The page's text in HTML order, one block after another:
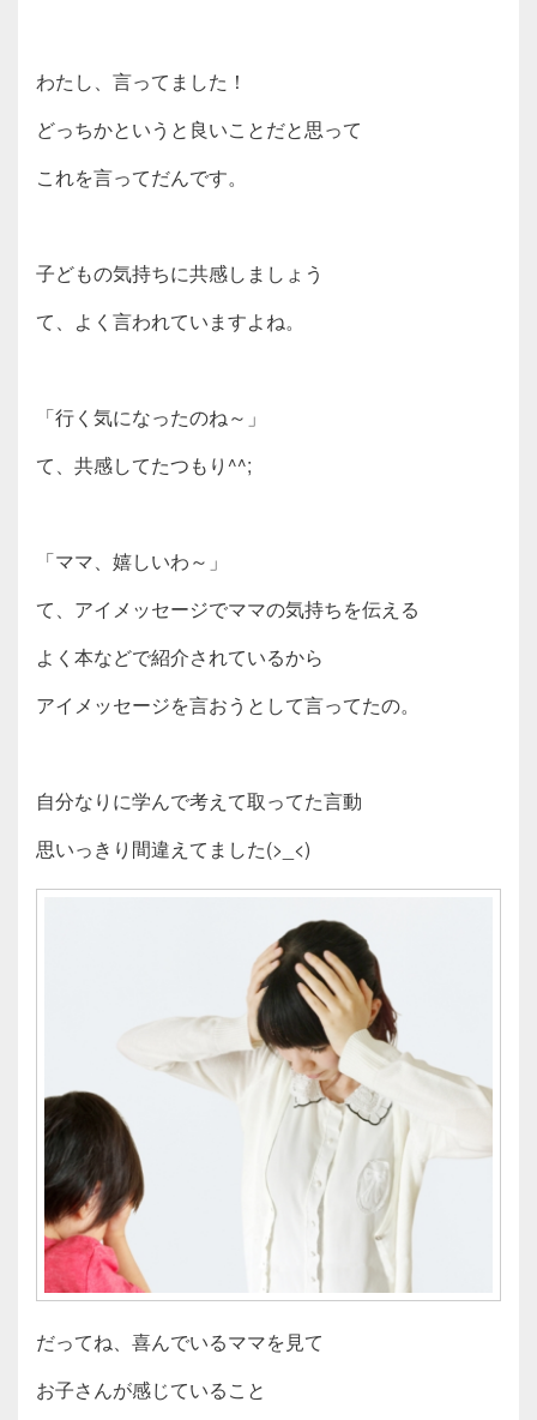
わたし、言ってました！
どっちかというと良いことだと思って
これを言ってだんです。
子どもの気持ちに共感しましょう
て、よく言われていますよね。
「行く気になったのね～」
て、共感してたつもり^^;
「ママ、嬉しいわ～」
て、アイメッセージでママの気持ちを伝える
よく本などで紹介されているから
アイメッセージを言おうとして言ってたの。
自分なりに学んで考えて取ってた言動
思いっきり間違えてました(>_<)
だってね、喜んでいるママを見て
お子さんが感じていること